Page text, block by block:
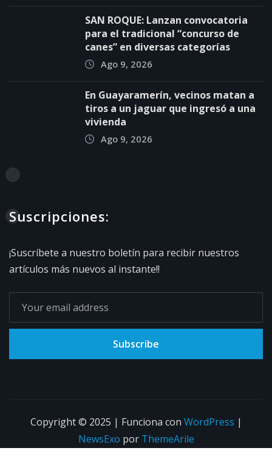
SAN ROQUE: Lanzan convocatoria
para el tradicional “concurso de
canes” en diversas categorías
Ago 9, 2026
En Guayaramerín, vecinos matan a
tiros a un jaguar que ingresó a una
vivienda
Ago 9, 2026
Suscripciones:
¡Suscríbete a nuestro boletín para recibir nuestros
artículos más nuevos al instante!!
Subscribe
Copyright © 2025 | Funciona con WordPress |
NewsExo por ThemeArile